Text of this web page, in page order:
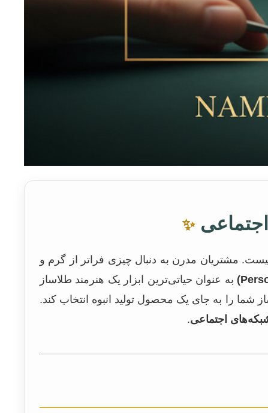
✨
مشتریان مدرن به دنبال چیزی فراتر از گرم و
به عنوان حیاتی‌ترین ابزار یک هنرمند طلاساز
را به جای یک محصول تولید انبوه انتخاب کند.
اجتماعی.